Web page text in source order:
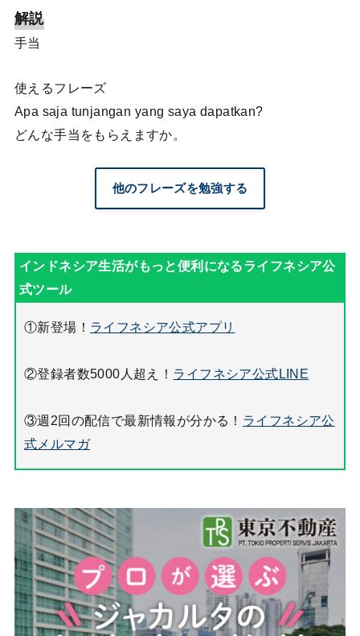
解説
手当
使えるフレーズ
Apa saja tunjangan yang saya dapatkan?
どんな手当をもらえますか。
他のフレーズを勉強する
①新登場！ ライフネシア公式アプリ
②登録者数5000人超え！ ライフネシア公式LINE
③週2回の配信で最新情報が分かる！ ライフネシア公
式メルマガ